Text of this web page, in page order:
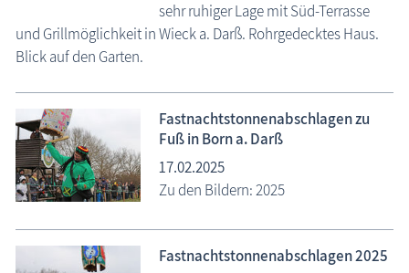
sehr ruhiger Lage mit Süd-Terrasse
und Grillmöglichkeit in Wieck a. Darß. Rohrgedecktes Haus.
Blick auf den Garten.
Fastnachtstonnenabschlagen zu
Fuß in Born a. Darß
17.02.2025
Zu den Bildern: 2025
Fastnachtstonnenabschlagen 2025